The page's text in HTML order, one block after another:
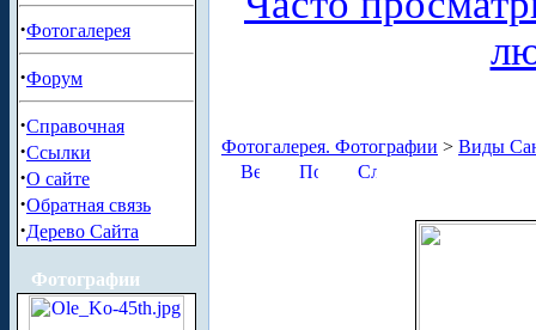
·Фотогалерея
·Форум
·Справочная
·Ссылки
·О сайте
·Обратная связь
·Дерево Сайта
Фотографии
Фотогалерея. Фотографии > Виды